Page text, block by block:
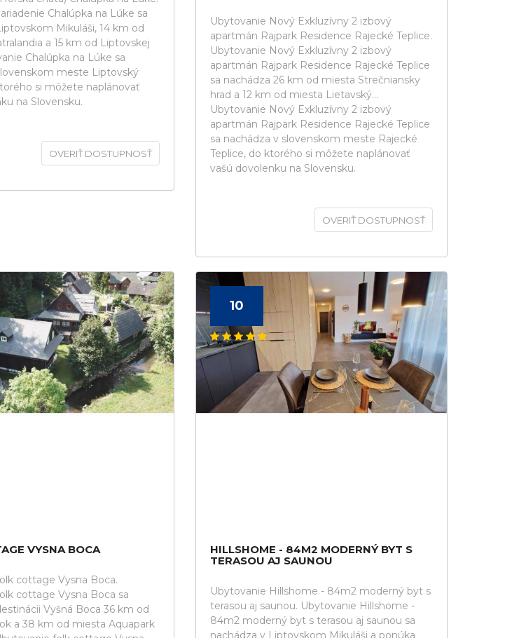
Chalúpka na Lúke sa
Mikuláši, 14 km od
a 15 km od Liptovskej
Chalúpka na Lúke sa
meste Liptovský
si môžete naplánovať
na Slovensku.
OVERIŤ DOSTUPNOSŤ
Ubytovanie Nový Exkluzívny 2 izbový
apartmán Rajpark Residence Rajecké Teplice.
Ubytovanie Nový Exkluzívny 2 izbový
apartmán Rajpark Residence Rajecké Teplice
sa nachádza 26 km od miesta Strečniansky
hrad a 12 km od miesta Lietavský...
Ubytovanie Nový Exkluzívny 2 izbový
apartmán Rajpark Residence Rajecké Teplice
sa nachádza v slovenskom meste Rajecké
Teplice, do ktorého si môžete naplánovať
vašú dovolenku na Slovensku.
OVERIŤ DOSTUPNOSŤ
VYSNA BOCA
cottage Vysna Boca.
cottage Vysna Boca sa
Vyšná Boca 36 km od
a 38 km od miesta Aquapark
10
HILLSHOME - 84M2 MODERNÝ BYT S
TERASOU AJ SAUNOU
Ubytovanie Hillshome - 84m2 moderný byt s
terasou aj saunou. Ubytovanie Hillshome -
84m2 moderný byt s terasou aj saunou sa
nachádza v Liptovskom Mikuláši a ponúka